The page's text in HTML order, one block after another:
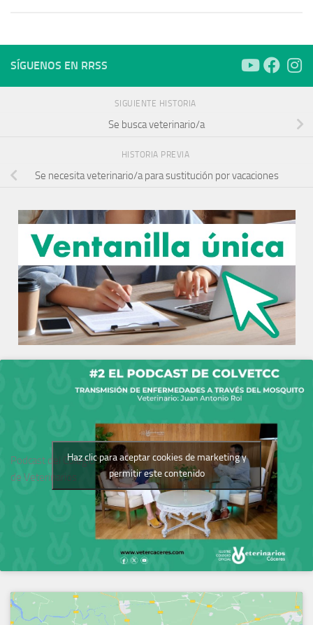
SÍGUENOS EN RRSS
SIGUIENTE HISTORIA
Se busca veterinario/a
HISTORIA PREVIA
Se necesita veterinario/a para sustitución por vacaciones
Podcast del Colegio
de Veterinarios
Haz clic para aceptar cookies de marketing y
permitir este contenido